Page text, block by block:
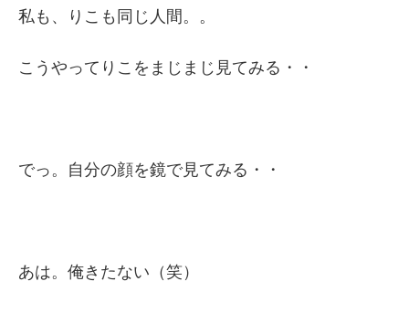
私も、りこも同じ人間。。
こうやってりこをまじまじ見てみる・・
でっ。自分の顔を鏡で見てみる・・
あは。俺きたない（笑）